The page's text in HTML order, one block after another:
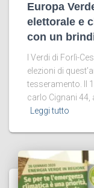
Europa
elettorale e
con un
I Verdi di Forlì-
elezioni di
tesseramento. Il
carlo Cignani 44,
Leggi tutto